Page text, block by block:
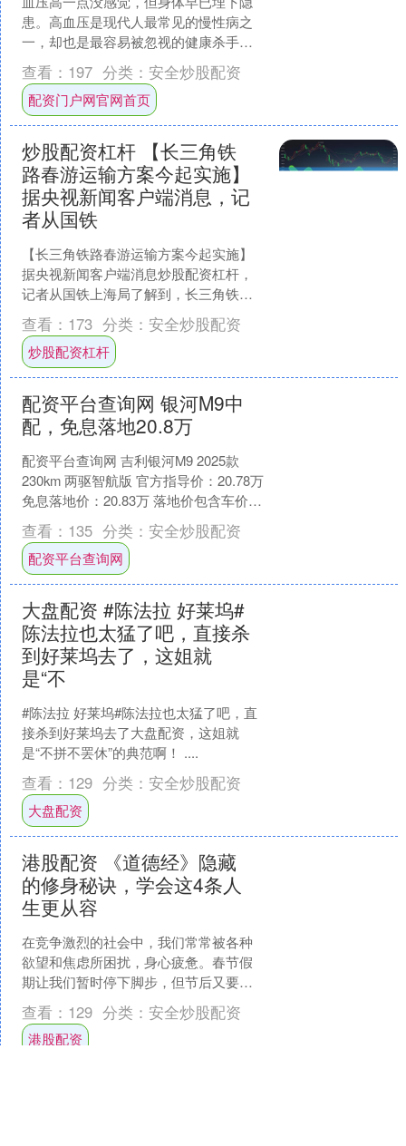
患。高血压是现代人最常见的慢性病之
一，却也是最容易被忽视的健康杀手。
它悄无声息地伤害着人体的心脏、脑血
管、肾脏，甚至可能夺走生....
查看： 197 分类： 安全炒股配资
配资门户网官网首页
炒股配资杠杆 【长三角铁
路春游运输方案今起实施】
据央视新闻客户端消息，记
者从国铁
【长三角铁路春游运输方案今起实施】
据央视新闻客户端消息炒股配资杠杆，
记者从国铁上海局了解到，长三角铁路
春游运输方案今天开始实施炒股配资杠
杆，包含4个双休日和“....
查看： 173 分类： 安全炒股配资
炒股配资杠杆
配资平台查询网 银河M9中
配，免息落地20.8万
配资平台查询网 吉利银河M9 2025款
230km 两驱智航版 官方指导价：20.78万
免息落地价：20.83万 落地价包含车价、
保险、购置税 感兴趣的朋友....
查看： 135 分类： 安全炒股配资
配资平台查询网
大盘配资 #陈法拉 好莱坞#
陈法拉也太猛了吧，直接杀
到好莱坞去了，这姐就
是“不
#陈法拉 好莱坞#陈法拉也太猛了吧，直
接杀到好莱坞去了大盘配资，这姐就
是“不拼不罢休”的典范啊！ ​​​....
查看： 129 分类： 安全炒股配资
大盘配资
港股配资 《道德经》隐藏
的修身秘诀，学会这4条人
生更从容
在竞争激烈的社会中，我们常常被各种
欲望和焦虑所困扰，身心疲惫。春节假
期让我们暂时停下脚步，但节后又要面
对同样的压力和挑战。如何在纷繁复杂
的世界中保持内心的宁静和....
查看： 129 分类： 安全炒股配资
港股配资